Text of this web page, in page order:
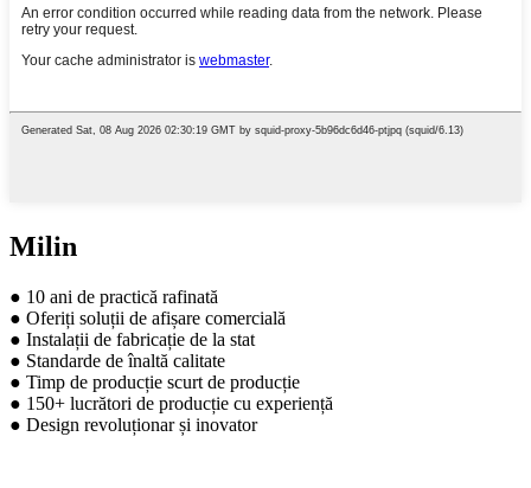
Milin
● 10 ani de practică rafinată
● Oferiți soluții de afișare comercială
● Instalații de fabricație de la stat
● Standarde de înaltă calitate
● Timp de producție scurt de producție
● 150+ lucrători de producție cu experiență
● Design revoluționar și inovator